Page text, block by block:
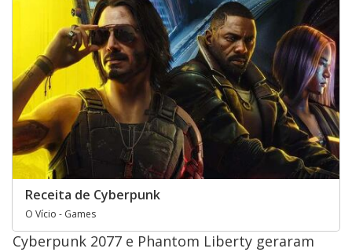
Receita de Cyberpunk
O Vício - Games
Cyberpunk 2077 e Phantom Liberty geraram